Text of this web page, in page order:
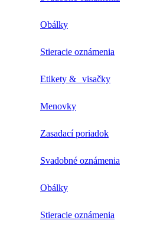
Obálky
Stieracie oznámenia
Etikety & visačky
Menovky
Zasadací poriadok
Svadobné oznámenia
Obálky
Stieracie oznámenia